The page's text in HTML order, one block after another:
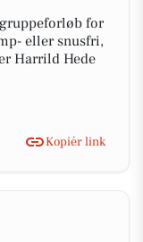
for
eller snusfri,
Harrild Hede
Kopiér link